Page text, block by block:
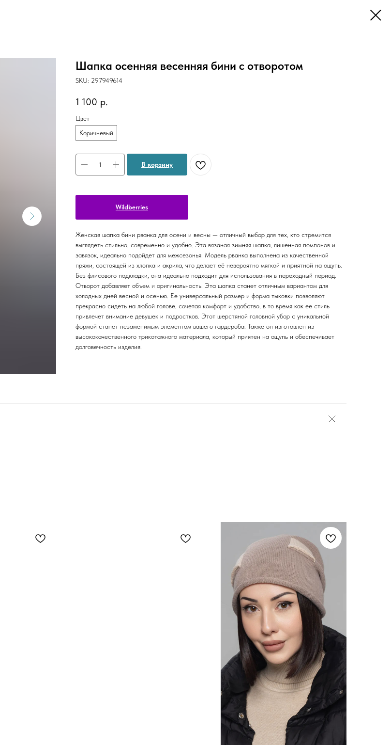
Шапка осенняя весенняя бини с отворотом
SKU: 297949614
1 100 р.
Цвет
Коричневый
В корзину
Wildberries
Женская шапка бини рванка для осени и весны — отличный выбор для тех, кто стремится
выглядеть стильно, современно и удобно. Эта вязаная зимняя шапка, лишенная помпонов и
завязок, идеально подойдет для межсезонья. Модель рванка выполнена из качественной
пряжи, состоящей из хлопка и акрила, что делает её невероятно мягкой и приятной на ощупь.
Без флисового подкладки, она идеально подходит для использования в переходный период.
Отворот добавляет объем и оригинальность. Эта шапка станет отличным вариантом для
холодных дней весной и осенью. Ее универсальный размер и форма тыковки позволяют
прекрасно сидеть на любой голове, сочетая комфорт и удобство, в то время как ее стиль
привлечет внимание девушек и подростков. Этот шерстяной головной убор с уникальной
формой станет незаменимым элементом вашего гардероба. Также он изготовлен из
высококачественного трикотажного материала, который приятен на ощупь и обеспечивает
долговечность изделия.